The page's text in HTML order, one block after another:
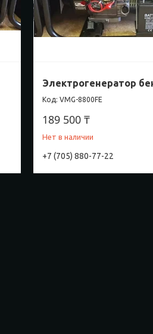
Электрогенератор
VMG-8800FE
189 500 ₸
Нет в наличии
+7 (705) 880-77-22